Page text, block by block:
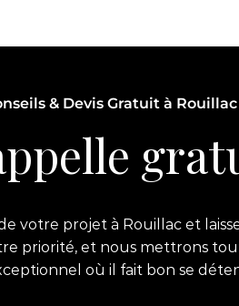
& Devis Gratuit à Rouillac
votre projet à Rouillac et
priorité, et nous mettrons
où il fait bon se